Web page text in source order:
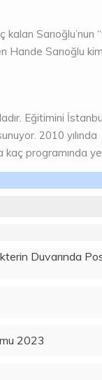
Sarıoğlu’nun
Hande Sarıoğlu
Eğitimini
2010 yılında
programında
Duvarında
2023